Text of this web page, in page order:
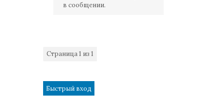
в сообщении.
Страница1 из 1